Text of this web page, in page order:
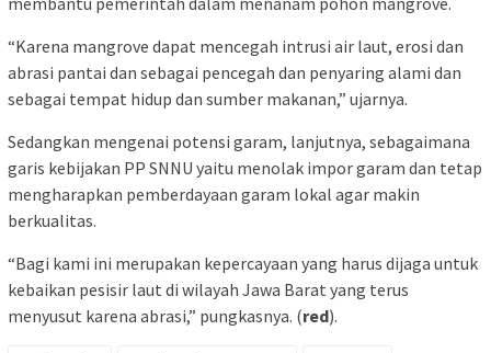
“Karena mangrove dapat mencegah intrusi air laut, erosi dan
abrasi pantai dan sebagai pencegah dan penyaring alami dan
sebagai tempat hidup dan sumber makanan,” ujarnya.
Sedangkan mengenai potensi garam, lanjutnya, sebagaimana
garis kebijakan PP SNNU yaitu menolak impor garam dan tetap
mengharapkan pemberdayaan garam lokal agar makin
berkualitas.
“Bagi kami ini merupakan kepercayaan yang harus dijaga untuk
kebaikan pesisir laut di wilayah Jawa Barat yang terus
menyusut karena abrasi,” pungkasnya. (red).